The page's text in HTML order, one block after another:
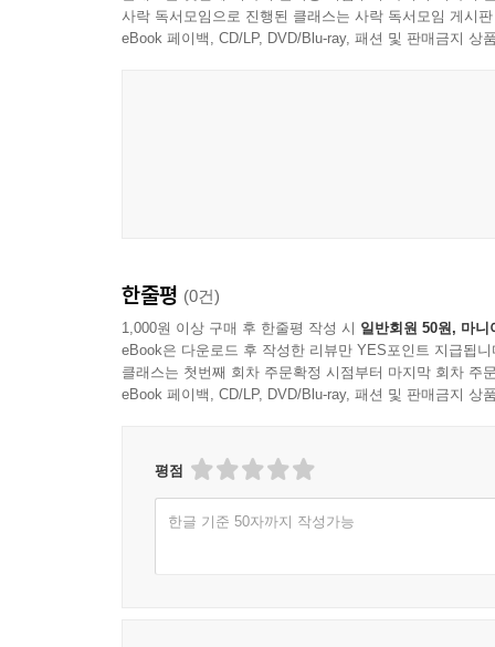
많은 영감을 선사한다.
오랫동안 이름이 잊힌 수많은 이들의 놀라운 성과
농업에서 의학, 우주항공, AI, 로봇공학에 이르기까
세상을 움직이는 곤충의 놀라운 변신!
미래 기후변화를 추적하기 위해 ‘거시 생태 지표’
무중력 우주 공간에서 중력 반응 및 노화 유전자
대량 예방접종 등 재사용이 가능한 의료용 주사기
사락 독서모임으로 진행된 클래스는 사락 독서모임 게시
eBook 페이백, CD/LP, DVD/Blu-ray, 패션 및 판매금지 상
한줄평 (0건)
1,000원 이상 구매 후 한줄평 작성 시 일반회원 50원, 마니
eBook은 다운로드 후 작성한 리뷰만 YES포인트 지급됩니
클래스는 첫번째 회차 주문확정 시점부터 마지막 회차 주
eBook 페이백, CD/LP, DVD/Blu-ray, 패션 및 판매금지 상
평점
한글 기준 50자까지 작성가능